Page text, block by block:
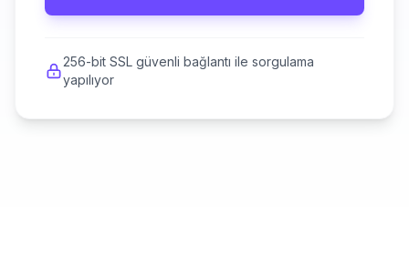
256-bit SSL güvenli bağlantı ile sorgulama
yapılıyor